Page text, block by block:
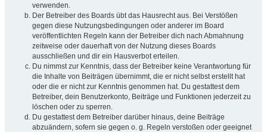
verwenden.
Der Betreiber des Boards übt das Hausrecht aus. Bei Verstößen
gegen diese Nutzungsbedingungen oder anderer im Board
veröffentlichten Regeln kann der Betreiber dich nach Abmahnung
zeitweise oder dauerhaft von der Nutzung dieses Boards
ausschließen und dir ein Hausverbot erteilen.
Du nimmst zur Kenntnis, dass der Betreiber keine Verantwortung für
die Inhalte von Beiträgen übernimmt, die er nicht selbst erstellt hat
oder die er nicht zur Kenntnis genommen hat. Du gestattest dem
Betreiber, dein Benutzerkonto, Beiträge und Funktionen jederzeit zu
löschen oder zu sperren.
Du gestattest dem Betreiber darüber hinaus, deine Beiträge
abzuändern, sofern sie gegen o. g. Regeln verstoßen oder geeignet